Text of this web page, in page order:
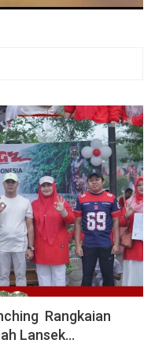
Rangkaian
Lansek…